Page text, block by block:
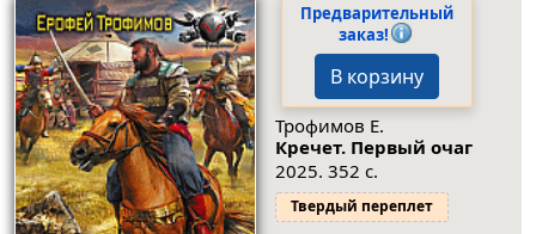
Предварительный
заказ!
В корзину
Трофимов Е.
Кречет. Первый очаг
2025. 352 с.
Твердый переплет